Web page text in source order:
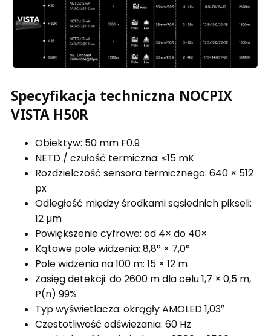
Specyfikacja techniczna NOCPIX
VISTA H50R
Obiektyw: 50 mm F0.9
NETD / czułość termiczna: ≤15 mK
Rozdzielczość sensora termicznego: 640 × 512
px
Odległość między środkami sąsiednich pikseli:
12 µm
Powiększenie cyfrowe: od 4× do 40×
Kątowe pole widzenia: 8,8° × 7,0°
Pole widzenia na 100 m: 15 × 12 m
Zasięg detekcji: do 2600 m dla celu 1,7 × 0,5 m,
P(n) 99%
Typ wyświetlacza: okrągły AMOLED 1,03″
Częstotliwość odświeżania: 60 Hz